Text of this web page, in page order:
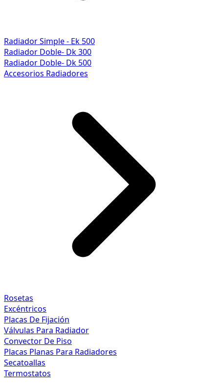
Radiador Simple - Ek 500
Radiador Doble- Dk 300
Radiador Doble- Dk 500
Accesorios Radiadores
Rosetas
Excéntricos
Placas De Fijación
Válvulas Para Radiador
Convector De Piso
Placas Planas Para Radiadores
Secatoallas
Termostatos